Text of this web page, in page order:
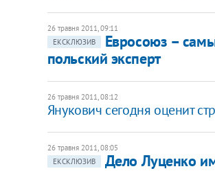
26 травня 2011, 09:11
ЕКСКЛЮЗИВ
Евросоюз –
польский эксперт
26 травня 2011, 08:12
Янукович сегодня оценит
26 травня 2011, 08:05
ЕКСКЛЮЗИВ
Дело Луценко